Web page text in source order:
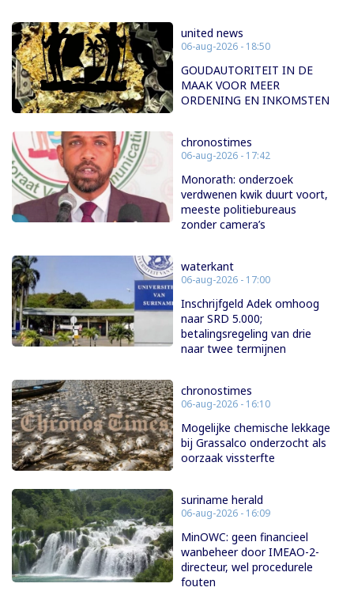
united news
06-aug-2026 - 18:50
GOUDAUTORITEIT IN DE
MAAK VOOR MEER
ORDENING EN INKOMSTEN
chronostimes
06-aug-2026 - 17:42
Monorath: onderzoek
verdwenen kwik duurt voort,
meeste politiebureaus
zonder camera’s
waterkant
06-aug-2026 - 17:00
Inschrijfgeld Adek omhoog
naar SRD 5.000;
betalingsregeling van drie
naar twee termijnen
chronostimes
06-aug-2026 - 16:10
Mogelijke chemische lekkage
bij Grassalco onderzocht als
oorzaak vissterfte
suriname herald
06-aug-2026 - 16:09
MinOWC: geen financieel
wanbeheer door IMEAO-2-
directeur, wel procedurele
fouten